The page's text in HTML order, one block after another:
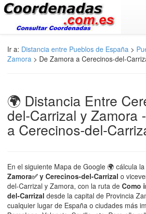
Ir a: Distancia entre Pueblos de España >
Zamora > De Zamora a Cerecinos-del-
🌍 Distancia Entre
del-Carrizal y Zamora
a Cerecinos-del-
En el siguiente Mapa de Google 🌍 cálcula la
Zamora✅ y Cerecinos-del-Carrizal o
del-Carrizal y Zamora, con la ruta de Como
del-Carrizal desde la capital de Provincia
cualquier lugar de España o ciudades más